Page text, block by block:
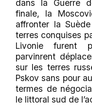
dans la Guerre
finale, la
affronter la
terres conquises
Livonie furent
parvinrent
sur les terres
Pskov sans pour
termes de
le littoral sud de